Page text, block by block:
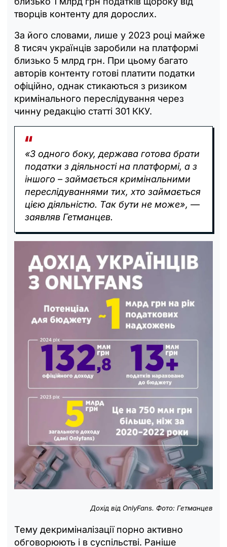
творців контенту для дорослих.
За його словами, лише у 2023 році майже
8 тисяч українців заробили на платформі
близько 5 млрд грн. При цьому багато
авторів контенту готові платити податки
офіційно, однак стикаються з ризиком
кримінального переслідування через
чинну редакцію статті 301 ККУ.
«З одного боку, держава готова брати
податки з діяльності на платформі, а з
іншого – займається кримінальними
переслідуваннями тих, хто займається
цією діяльністю. Так бути не може», —
заявляв Гетманцев.
Дохід від OnlyFans. Фото: Гетманцев
Тему декриміналізації порно активно
обговорюють і в суспільстві. Раніше